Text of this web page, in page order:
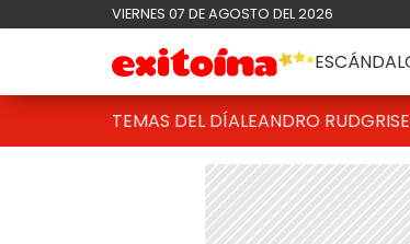
VIERNES 07 DE AGOSTO DEL 2026
TEMAS DEL DÍALEANDRO RUD